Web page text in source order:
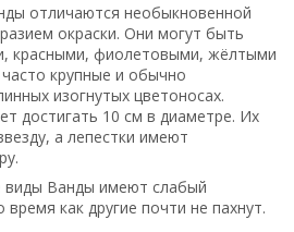
отличаются необыкновенной
окраски. Они могут быть
красными, фиолетовыми, жёлтыми
крупные и обычно
изогнутых цветоносах.
достигать 10 см в диаметре. Их
а лепестки имеют
виды Ванды имеют слабый
как другие почти не пахнут.